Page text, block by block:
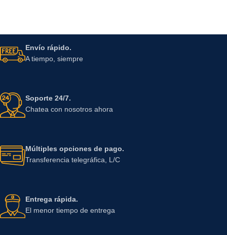
Envío rápido.
A tiempo, siempre
Soporte 24/7.
Chatea con nosotros ahora
Múltiples opciones de pago.
Transferencia telegráfica, L/C
Entrega rápida.
El menor tiempo de entrega